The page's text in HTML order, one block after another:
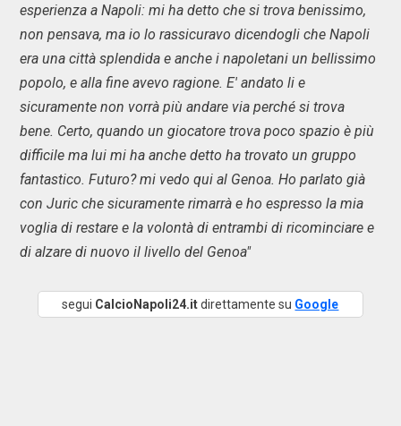
esperienza a Napoli: mi ha detto che si trova benissimo,
non pensava, ma io lo rassicuravo dicendogli che Napoli
era una città splendida e anche i napoletani un bellissimo
popolo, e alla fine avevo ragione. E' andato li e
sicuramente non vorrà più andare via perché si trova
bene. Certo, quando un giocatore trova poco spazio è più
difficile ma lui mi ha anche detto ha trovato un gruppo
fantastico. Futuro? mi vedo qui al Genoa. Ho parlato già
con Juric che sicuramente rimarrà e ho espresso la mia
voglia di restare e la volontà di entrambi di ricominciare e
di alzare di nuovo il livello del Genoa"
segui CalcioNapoli24.itdirettamente su Google